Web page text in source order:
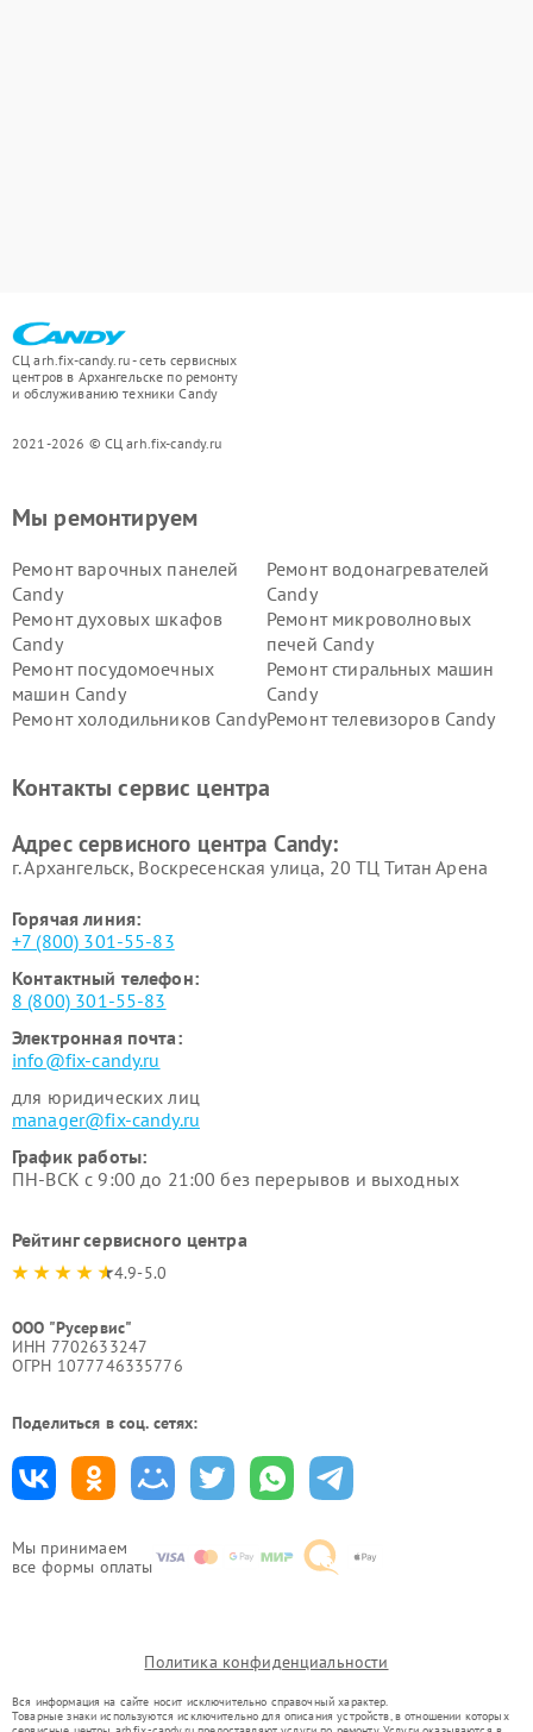
СЦ arh.fix-candy.ru - сеть сервисных
центров в Архангельске по ремонту
и обслуживанию техники Candy
2021-2026 © СЦ arh.fix-candy.ru
Мы принимаем
все формы оплаты
Мы ремонтируем
Ремонт варочных панелей
Candy
Ремонт водонагревателей
Candy
Ремонт духовых шкафов
Candy
Ремонт микроволновых
печей Candy
Ремонт посудомоечных
машин Candy
Ремонт стиральных машин
Candy
Ремонт холодильников CandyРемонт телевизоров Candy
Контакты сервис центра
Адрес сервисного центра Candy:
г. Архангельск, Воскресенская улица, 20 ТЦ Титан Арена
Горячая линия:
+7 (800) 301-55-83
Контактный телефон:
8 (800) 301-55-83
Электронная почта:
info@fix-candy.ru
для юридических лиц
manager@fix-candy.ru
График работы:
ПН-ВСК с 9:00 до 21:00 без перерывов и выходных
Рейтинг сервисного центра
4.9-5.0
ООО "Русервис"
ИНН 7702633247
ОГРН 1077746335776
Поделиться в соц. сетях:
Политика конфиденциальности
Вся информация на сайте носит исключительно справочный характер.
Товарные знаки используются исключительно для описания устройств, в отношении которых